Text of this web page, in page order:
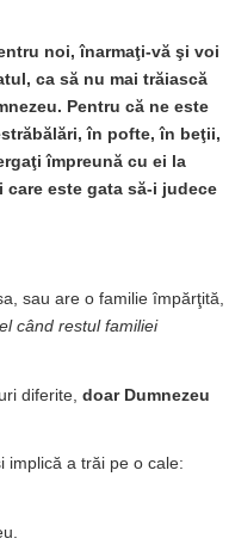
noi, înarmaţi-vă şi voi
ca să nu mai trăiască
Pentru că ne este
în pofte, în beţii,
împreună cu ei la
care este gata să-i judece
sau are o familie împărţită,
când restul familiei
diferite, doar Dumnezeu
implică a trăi pe o cale: